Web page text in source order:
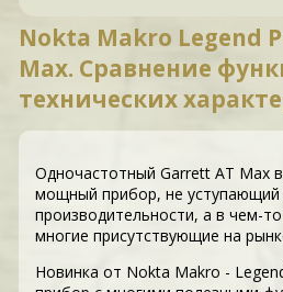
Nokta Makro Legend
Max. Сравнение
технических
Одночастотный Garrett AT Max
мощный прибор, не уступающий
производительности, а в чем-
многие присутствующие на
Новинка от Nokta Makro -